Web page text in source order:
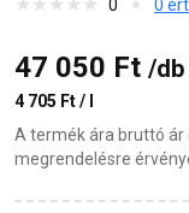
0
0
47 050 Ft /db
4 705 Ft / l
A termék ára bruttó
megrendelésre